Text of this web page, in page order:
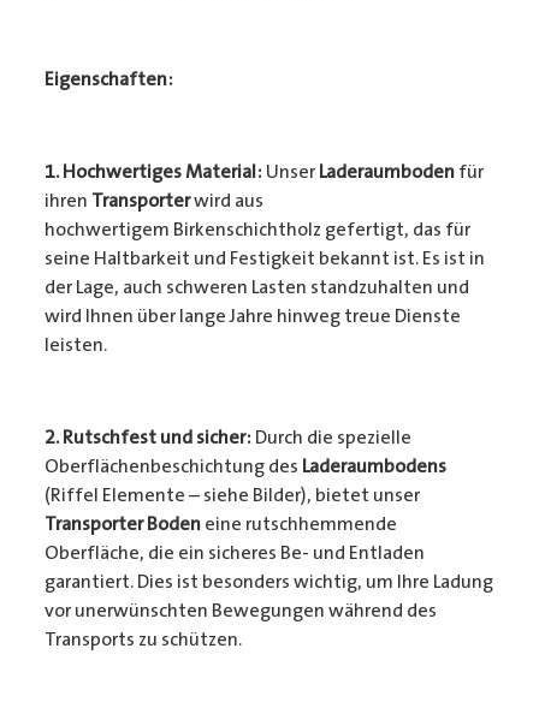
Eigenschaften:
1. Hochwertiges Material: Unser Laderaumbodenfür
ihren Transporterwird aus
hochwertigem Birkenschichtholz gefertigt, das für
seine Haltbarkeit und Festigkeit bekannt ist. Es ist in
der Lage, auch schweren Lasten standzuhalten und
wird Ihnen über lange Jahre hinweg treue Dienste
leisten.
2. Rutschfest und sicher: Durch die spezielle
Oberflächenbeschichtung des Laderaumbodens
(Riffel Elemente – siehe Bilder), bietet unser
Transporter Bodeneine rutschhemmende
Oberfläche, die ein sicheres Be- und Entladen
garantiert. Dies ist besonders wichtig, um Ihre Ladung
vor unerwünschten Bewegungen während des
Transports zu schützen.